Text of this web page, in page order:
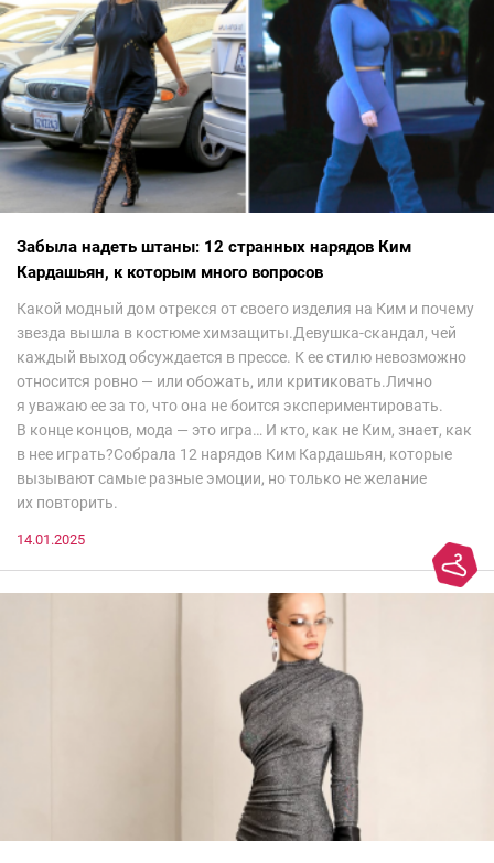
Забыла надеть штаны: 12 странных нарядов Ким
Кардашьян, к которым много вопросов
Какой модный дом отрекся от своего изделия на Ким и почему
звезда вышла в костюме химзащиты.Девушка-скандал, чей
каждый выход обсуждается в прессе. К ее стилю невозможно
относится ровно — или обожать, или критиковать.Лично
я уважаю ее за то, что она не боится экспериментировать.
В конце концов, мода — это игра… И кто, как не Ким, знает, как
в нее играть?Собрала 12 нарядов Ким Кардашьян, которые
вызывают самые разные эмоции, но только не желание
их повторить.
14.01.2025